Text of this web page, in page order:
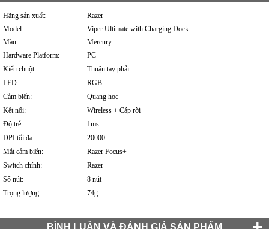
Hãng sản xuất:
Razer
Model:
Viper Ultimate with Charging Dock
Màu:
Mercury
Hardware Platform:
PC
Kiểu chuột:
Thuận tay phải
LED:
RGB
Cảm biến:
Quang học
Kết nối:
Wireless + Cáp rời
Độ trễ:
1ms
DPI tối đa:
20000
Mắt cảm biến:
Razer Focus+
Switch chính:
Razer
Số nút:
8 nút
Trọng lượng:
74g
BÌNH LUẬN VÀ ĐÁNH GIÁ SẢN PHẨM